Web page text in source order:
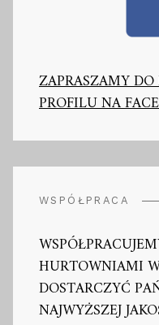
ZAPRASZAMY
PROFILU NA
WSPÓŁPRACA
HURTOWNIAMI
DOSTARCZYĆ
NAJWYŻSZEJ